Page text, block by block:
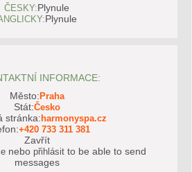
ČESKY:Plynule
Plynule
INFORMACE:
Město: Praha
Stát:Česko
stránka:harmonyspa.cz
+420 733 311 381
Zavřít
nebo přihlásit to be able to send
messages